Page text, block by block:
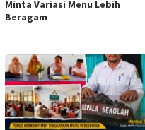
Minta Variasi Menu Lebih
Beragam